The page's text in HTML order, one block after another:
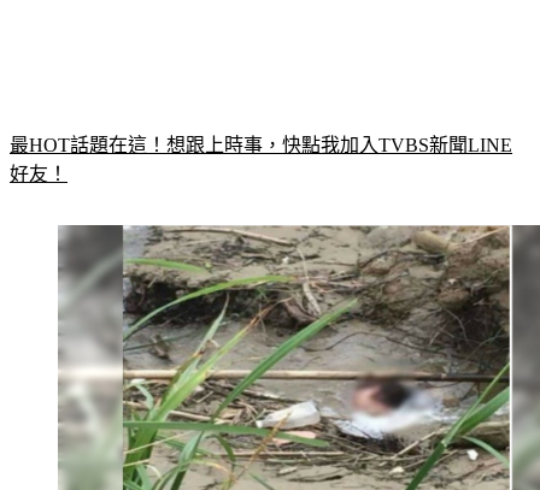
最HOT話題在這！想跟上時事，快點我加入TVBS新聞LINE
好友！